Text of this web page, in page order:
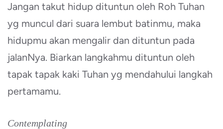
Jangan takut hidup dituntun oleh Roh Tuhan
yg muncul dari suara lembut batinmu, maka
hidupmu akan mengalir dan dituntun pada
jalanNya. Biarkan langkahmu dituntun oleh
tapak tapak kaki Tuhan yg mendahului langkah
pertamamu.
Contemplating